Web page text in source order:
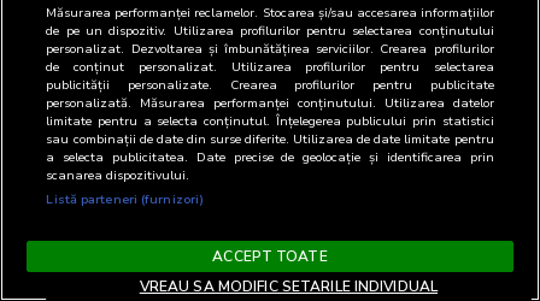
Se va informa de îndată consilierul juridic.
Se va solicita corectarea procesului-verbal, dacă
este necesar.
B. Solicitare sau inspecție a autorității de
concurență
Persoana care primește solicitarea sau căreia i se
de îndată Directorul General BRAT și/sau
persoanele desemnate de BRAT și consilierul juridic
Măsurarea performanței reclamelor. Stocarea și/sau accesarea informațiilor
de pe un dispozitiv. Utilizarea profilurilor pentru selectarea conținutului
personalizat. Dezvoltarea și îmbunătățirea serviciilor. Crearea profilurilor
de conținut personalizat. Utilizarea profilurilor pentru selectarea
publicității personalizate. Crearea profilurilor pentru publicitate
personalizată. Măsurarea performanței conținutului. Utilizarea datelor
limitate pentru a selecta conținutul. Înțelegerea publicului prin statistici
sau combinații de date din surse diferite. Utilizarea de date limitate pentru
a selecta publicitatea. Date precise de geolocație și identificarea prin
scanarea dispozitivului.
Listă parteneri (furnizori)
ACCEPT TOATE
VREAU SA MODIFIC SETARILE INDIVIDUAL